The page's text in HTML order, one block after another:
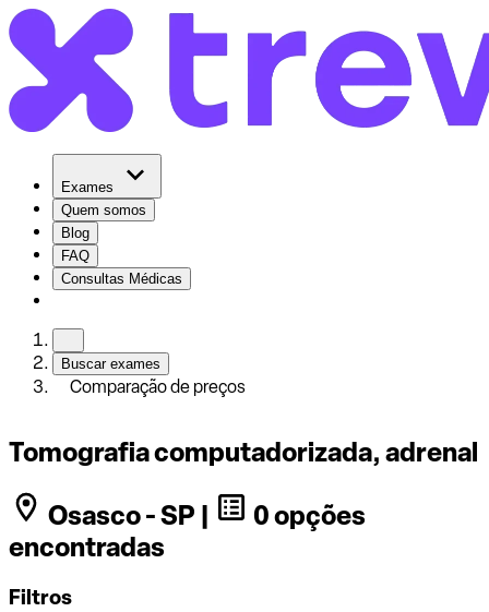
Exames
Quem somos
Blog
FAQ
Consultas Médicas
Buscar exames
Comparação de preços
Tomografia computadorizada, adrenal
Osasco - SP |
0 opções
encontradas
Filtros